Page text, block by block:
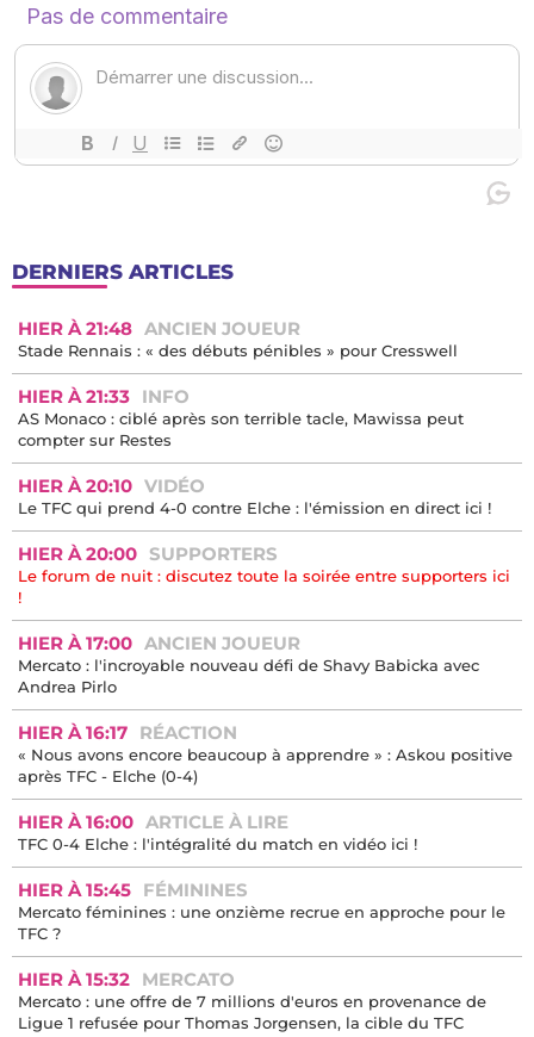
DERNIERS ARTICLES
HIER À 21:48 ANCIEN JOUEUR
Stade Rennais : « des débuts pénibles » pour Cresswell
HIER À 21:33 INFO
AS Monaco : ciblé après son terrible tacle, Mawissa peut
compter sur Restes
HIER À 20:10 VIDÉO
Le TFC qui prend 4-0 contre Elche : l'émission en direct ici !
HIER À 20:00 SUPPORTERS
Le forum de nuit : discutez toute la soirée entre supporters ici
!
HIER À 17:00 ANCIEN JOUEUR
Mercato : l'incroyable nouveau défi de Shavy Babicka avec
Andrea Pirlo
HIER À 16:17 RÉACTION
« Nous avons encore beaucoup à apprendre » : Askou positive
après TFC - Elche (0-4)
HIER À 16:00 ARTICLE À LIRE
TFC 0-4 Elche : l'intégralité du match en vidéo ici !
HIER À 15:45 FÉMININES
Mercato féminines : une onzième recrue en approche pour le
TFC ?
HIER À 15:32 MERCATO
Mercato : une offre de 7 millions d'euros en provenance de
Ligue 1 refusée pour Thomas Jorgensen, la cible du TFC